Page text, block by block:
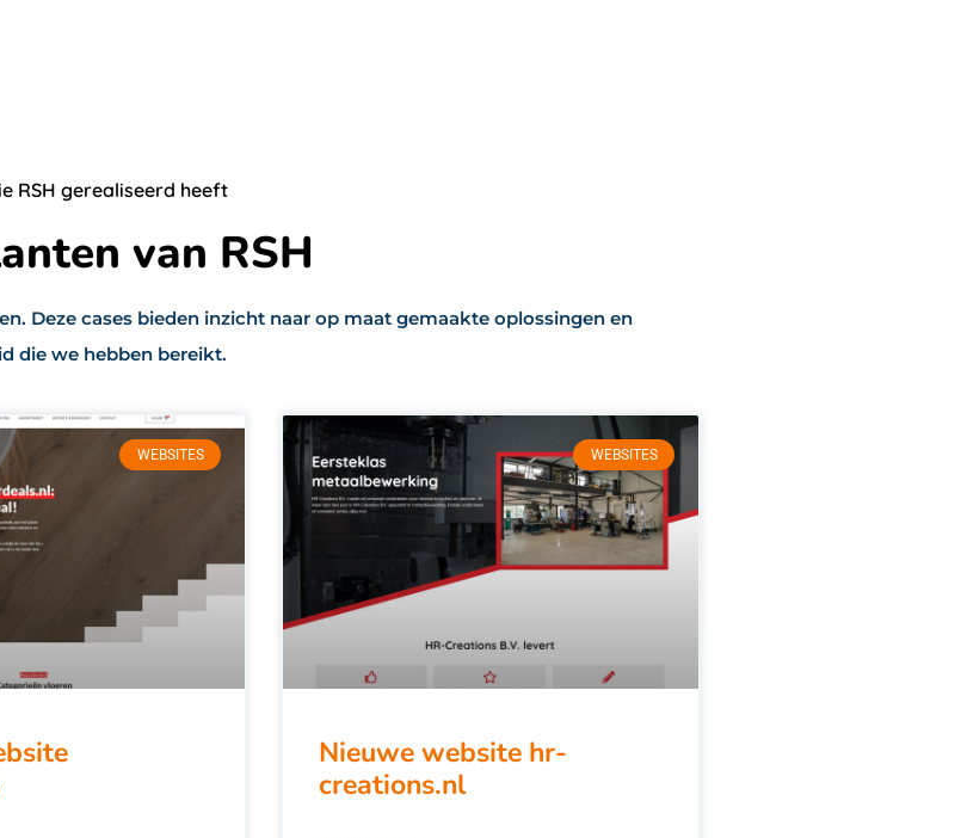
RSH gerealiseerd heeft
van RSH
Deze cases bieden inzicht naar op maat gemaakte oplossingen en
die we hebben bereikt.
WEBSITES WEBSITES
Nieuwe website hr-
creations.nl